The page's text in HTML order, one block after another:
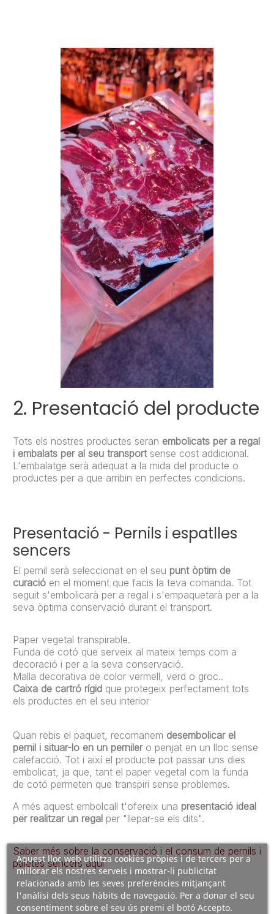
Aquest lloc web utilitza cookies pròpies i de tercers per a
millorar els nostres serveis i mostrar-li publicitat
relacionada amb les seves preferències mitjançant
l'anàlisi dels seus hàbits de navegació. Per a donar el seu
consentiment sobre el seu ús premi el botó Accepto.
2. Presentació del producte
Tots els nostres productes seran embolicats per a regal
i embalats per al seu transportsense cost addicional.
L'embalatge serà adequat a la mida del producte o
productes per a que arribin en perfectes condicions.
Presentació - Pernils i espatlles
sencers
El pernil serà seleccionat en el seu punt òptim de
curació en el moment que facis la teva comanda. Tot
seguit s'embolicarà per a regal i s'empaquetarà per a la
seva òptima conservació durant el transport.
Paper vegetal transpirable.
Funda de cotó que serveix al mateix temps com a
decoració i per a la seva conservació.
Malla decorativa de color vermell, verd o groc..
Caixa de cartró rígid que protegeix perfectament tots
els productes en el seu interior
Quan rebis el paquet, recomanem desembolicar el
pernil i situar-lo en un pernilero penjat en un lloc sense
calefacció. Tot i així el producte pot passar uns dies
embolicat, ja que, tant el paper vegetal com la funda
de cotó permeten que transpiri sense problemes.
A més aquest embolcall t'ofereix una presentació ideal
per realitzar un regal per "llepar-se els dits".
Saber més sobre la conservació i el consum de pernils i
paletes sencers aquí